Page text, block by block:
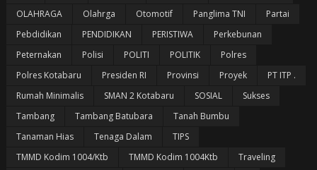
OLAHRAGA
Olahrga Otomotif Panglima TNI
Partai
Pebdidikan
PENDIDIKAN PERISTIWA
Perkebunan
Peternakan
Polisi POLITI POLITIK
Polres
Polres Kotabaru
Presiden RI Provinsi Proyek
PT ITP .
Rumah Minimalis
SMAN 2 Kotabaru SOSIAL
Sukses
Tambang
Tambang Batubara
Tanah Bumbu
Tanaman Hias
Tenaga Dalam
TIPS
TMMD Kodim 1004/Ktb
TMMD Kodim 1004Ktb
Traveling